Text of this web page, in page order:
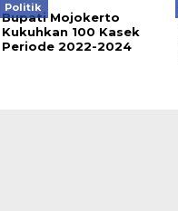
Politik
Bupati Mojokerto
Kukuhkan 100 Kasek
Periode 2022-2024